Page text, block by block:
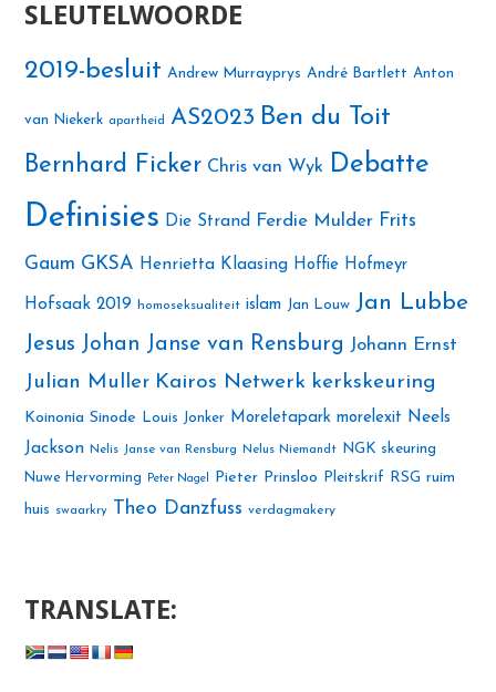
SLEUTELWOORDE
2019-besluit Andrew Murrayprys André Bartlett Anton
van Niekerk apartheid AS2023 Ben du Toit
Bernhard Ficker Chris van Wyk Debatte
Definisies Die Strand Ferdie Mulder Frits
Gaum GKSA Henrietta Klaasing Hoffie Hofmeyr
Hofsaak 2019 homoseksualiteit islam Jan Louw Jan Lubbe
Jesus Johan Janse van Rensburg Johann Ernst
Julian Muller Kairos Netwerk kerkskeuring
Koinonia Sinode Louis Jonker Moreletapark morelexit Neels
Jackson Nelis Janse van Rensburg Nelus Niemandt
NGK skeuring
Nuwe Hervorming
Peter Nagel Pieter Prinsloo Pleitskrif RSG ruim
huis swaarkry Theo Danzfuss verdagmakery
TRANSLATE: